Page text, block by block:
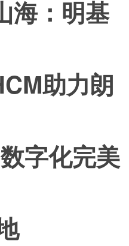
海：明基
助力朗
字化完美